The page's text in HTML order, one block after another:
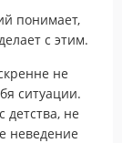
понимает,
с этим.
не
ситуации.
не
неведение